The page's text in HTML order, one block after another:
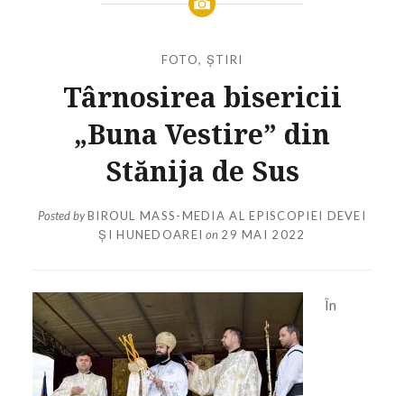
FOTO, ȘTIRI
Târnosirea bisericii
„Buna Vestire” din
Stănija de Sus
Posted byBIROUL MASS-MEDIA AL EPISCOPIEI DEVEI
ȘI HUNEDOAREI on 29 MAI 2022
În